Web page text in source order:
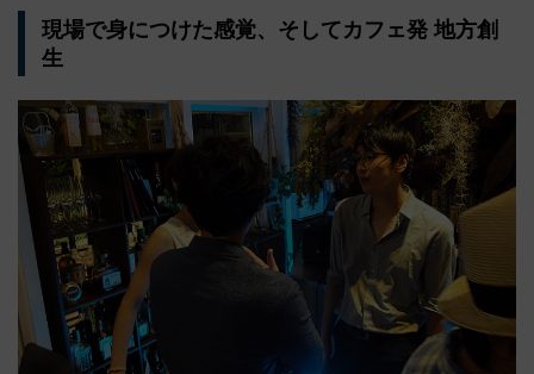
現場で身につけた感覚、そしてカフェ発 地方創
生